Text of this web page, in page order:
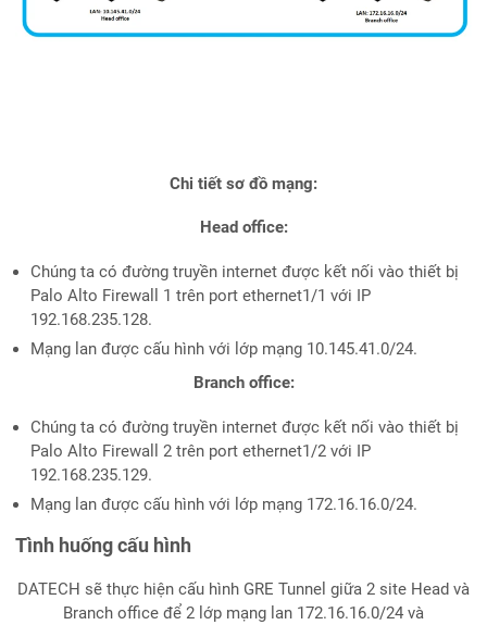
Chi tiết sơ đồ mạng:
Head office:
Chúng ta có đường truyền internet được kết nối vào thiết bị
Palo Alto Firewall 1 trên port ethernet1/1 với IP
192.168.235.128.
Mạng lan được cấu hình với lớp mạng 10.145.41.0/24.
Branch office:
Chúng ta có đường truyền internet được kết nối vào thiết bị
Palo Alto Firewall 2 trên port ethernet1/2 với IP
192.168.235.129.
Mạng lan được cấu hình với lớp mạng 172.16.16.0/24.
Tình huống cấu hình
DATECH sẽ thực hiện cấu hình GRE Tunnel giữa 2 site Head và
Branch office để 2 lớp mạng lan 172.16.16.0/24 và